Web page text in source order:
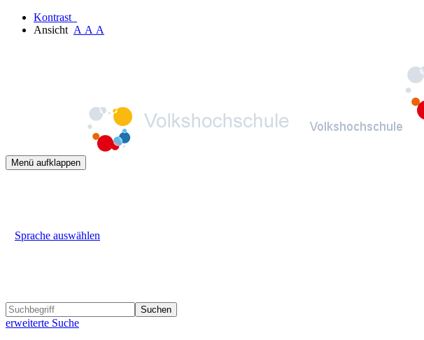
Kontrast
Ansicht A A A
Menü aufklappen
Sprache auswählen
Suchen
erweiterte Suche